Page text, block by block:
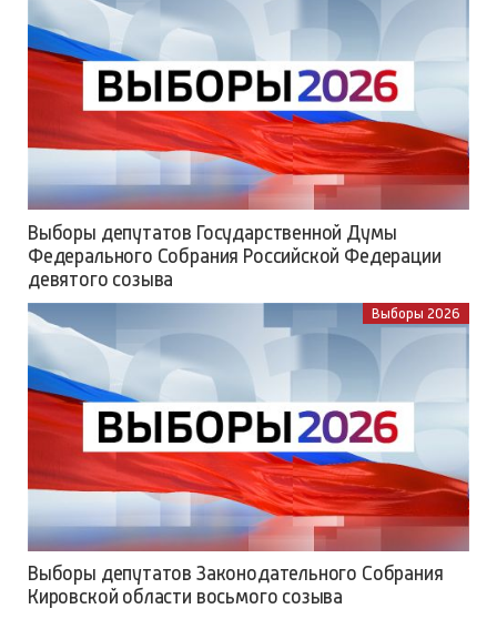
Выборы депутатов Государственной Думы
Федерального Собрания Российской Федерации
девятого созыва
Выборы 2026
Выборы депутатов Законодательного Собрания
Кировской области восьмого созыва